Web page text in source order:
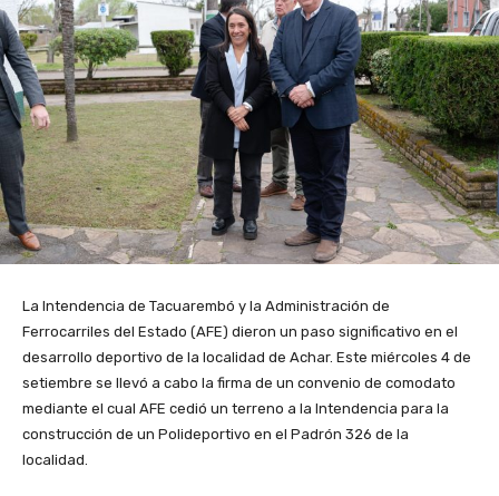
La Intendencia de Tacuarembó y la Administración de
Ferrocarriles del Estado (AFE) dieron un paso significativo en el
desarrollo deportivo de la localidad de Achar. Este miércoles 4 de
setiembre se llevó a cabo la firma de un convenio de comodato
mediante el cual AFE cedió un terreno a la Intendencia para la
construcción de un Polideportivo en el Padrón 326 de la
localidad.